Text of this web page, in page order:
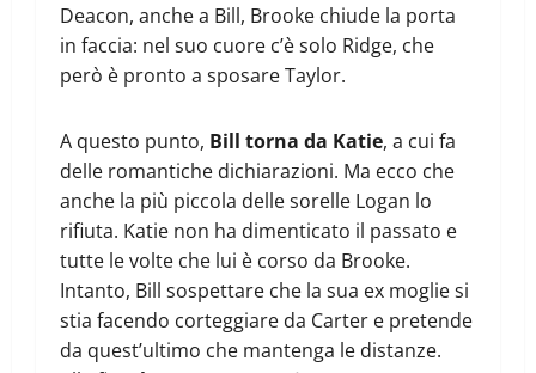
Deacon, anche a Bill, Brooke chiude la porta
in faccia: nel suo cuore c’è solo Ridge, che
però è pronto a sposare Taylor.
A questo punto, Bill torna da Katie, a cui fa
delle romantiche dichiarazioni. Ma ecco che
anche la più piccola delle sorelle Logan lo
rifiuta. Katie non ha dimenticato il passato e
tutte le volte che lui è corso da Brooke.
Intanto, Bill sospettare che la sua ex moglie si
stia facendo corteggiare da Carter e pretende
da quest’ultimo che mantenga le distanze.